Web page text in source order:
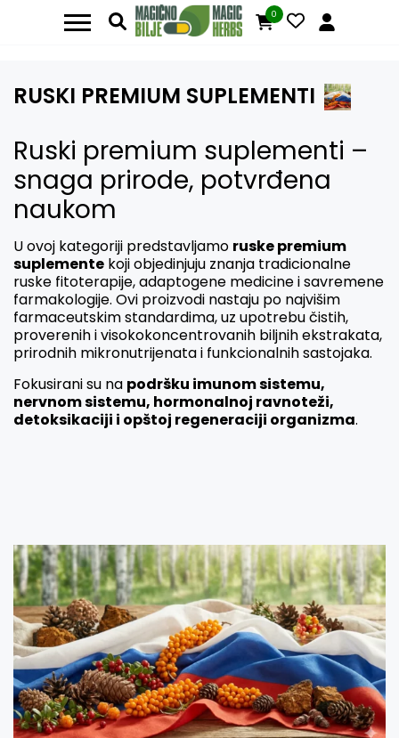
0
RUSKI PREMIUM SUPLEMENTI
Ruski premium suplementi –
snaga prirode, potvrđena
naukom
U ovoj kategoriji predstavljamo ruske premium
suplemente koji objedinjuju znanja tradicionalne
ruske fitoterapije, adaptogene medicine i savremene
farmakologije. Ovi proizvodi nastaju po najvišim
farmaceutskim standardima, uz upotrebu čistih,
proverenih i visokokoncentrovanih biljnih ekstrakata,
prirodnih mikronutrijenata i funkcionalnih sastojaka.
Fokusirani su na podršku imunom sistemu,
nervnom sistemu, hormonalnoj ravnoteži,
detoksikaciji i opštoj regeneraciji organizma.